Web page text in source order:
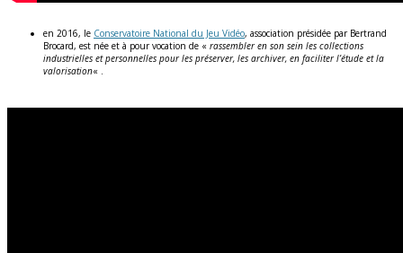
en 2016, le Conservatoire National du Jeu Vidéo, association présidée par Bertrand
Brocard, est née et à pour vocation de « rassembler en son sein les collections
industrielles et personnelles pour les préserver, les archiver, en faciliter l’étude et la
valorisation« .